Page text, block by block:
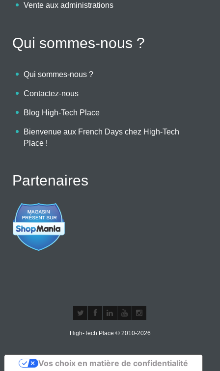
Vente aux administrations
Qui sommes-nous ?
Qui sommes-nous ?
Contactez-nous
Blog High-Tech Place
Bienvenue aux French Days chez High-Tech
Place !
Partenaires
High-Tech Place © 2010-2026
Vos choix en matière de confidentialité